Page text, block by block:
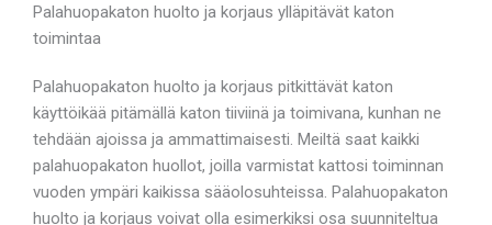
Palahuopakaton huolto ja korjaus ylläpitävät katon
toimintaa
Palahuopakaton huolto ja korjaus pitkittävät katon
käyttöikää pitämällä katon tiiviinä ja toimivana, kunhan ne
tehdään ajoissa ja ammattimaisesti. Meiltä saat kaikki
palahuopakaton huollot, joilla varmistat kattosi toiminnan
vuoden ympäri kaikissa sääolosuhteissa. Palahuopakaton
huolto ja korjaus voivat olla esimerkiksi osa suunniteltua